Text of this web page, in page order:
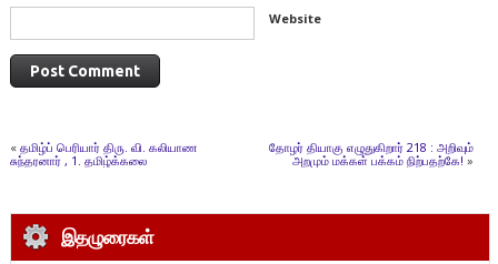
Website
« தமிழ்ப் பெரியார் திரு. வி. கலியாண
சுந்தரனார் , 1. தமிழ்க்கலை
தோழர் தியாகு எழுதுகிறார் 218 : அறிவும்
அறமும் மக்கள் பக்கம் நிற்பதற்கே! »
இதழுரைகள்